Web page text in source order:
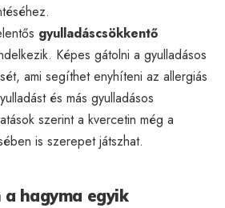
gyulladáscsökkentő
Képes gátolni a gyulladásos
ami segíthet enyhíteni az allergiás
és más gyulladásos
szerint a kvercetin még a
is szerepet játszhat.
a hagyma egyik